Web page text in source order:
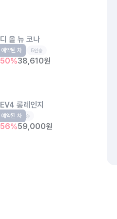
디 올 뉴 코나
소형SUV 5인승
50%38,610원
예약된 차
EV4 롱레인지
EV 5인승
56%59,000원
예약된 차